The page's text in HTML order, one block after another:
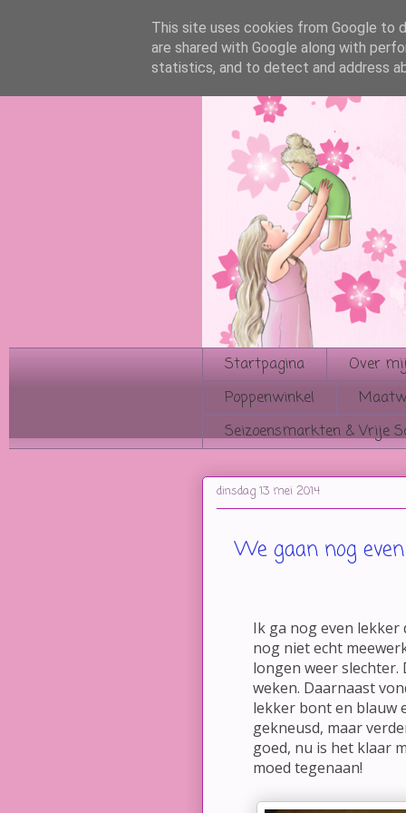
Startpagina
Over
Poppenwinkel
Seizoensmarkten & Vrije
dinsdag 13 mei 2014
We gaan nog
Ik ga nog even
nog niet echt
longen weer
weken. Daarnaast
lekker bont en blauw
gekneusd, maar
goed, nu is het klaar
moed tegenaan!
This site uses cookies from Google to
are shared with Google along with
statistics, and to detect and address